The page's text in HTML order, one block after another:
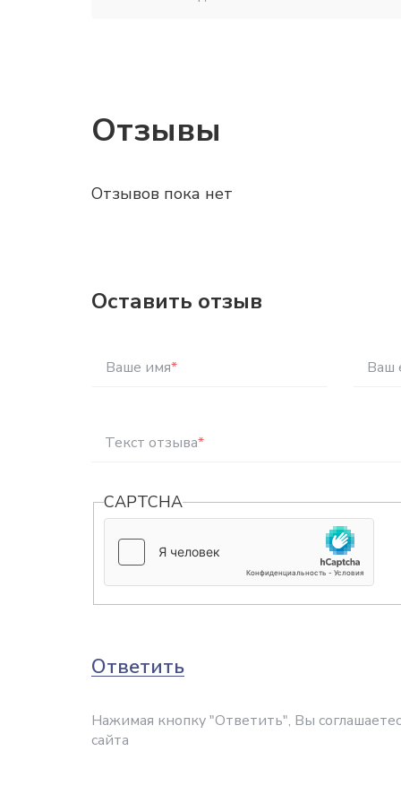
Отзывы
Отзывов пока нет
Оставить отзыв
Ваше имя* Ваш
Текст отзыва*
CAPTCHA
Ответить
Нажимая кнопку "Ответить", Вы
сайта